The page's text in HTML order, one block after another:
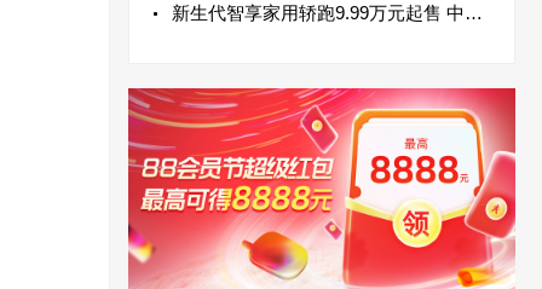
新生代智享家用轿跑9.99万元起售 中国一汽悦意08全球上市